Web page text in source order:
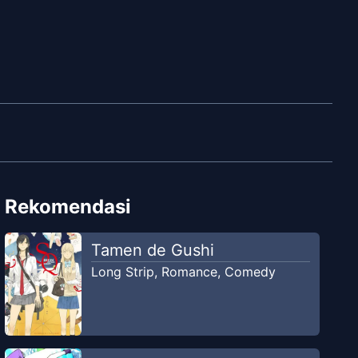
Rekomendasi
Tamen de Gushi
Long Strip, Romance, Comedy